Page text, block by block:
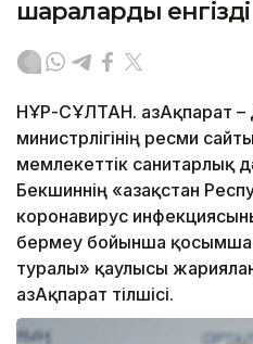
шараларды енгізді
НҰР-СҰЛТАН. ҚазАқпарат –
министрлігінің ресми
мемлекеттік санитарлық
Бекшиннің «Қазақстан
коронавирус
бермеу бойынша қосымша
туралы» қаулысы
ҚазАқпарат тілшісі.